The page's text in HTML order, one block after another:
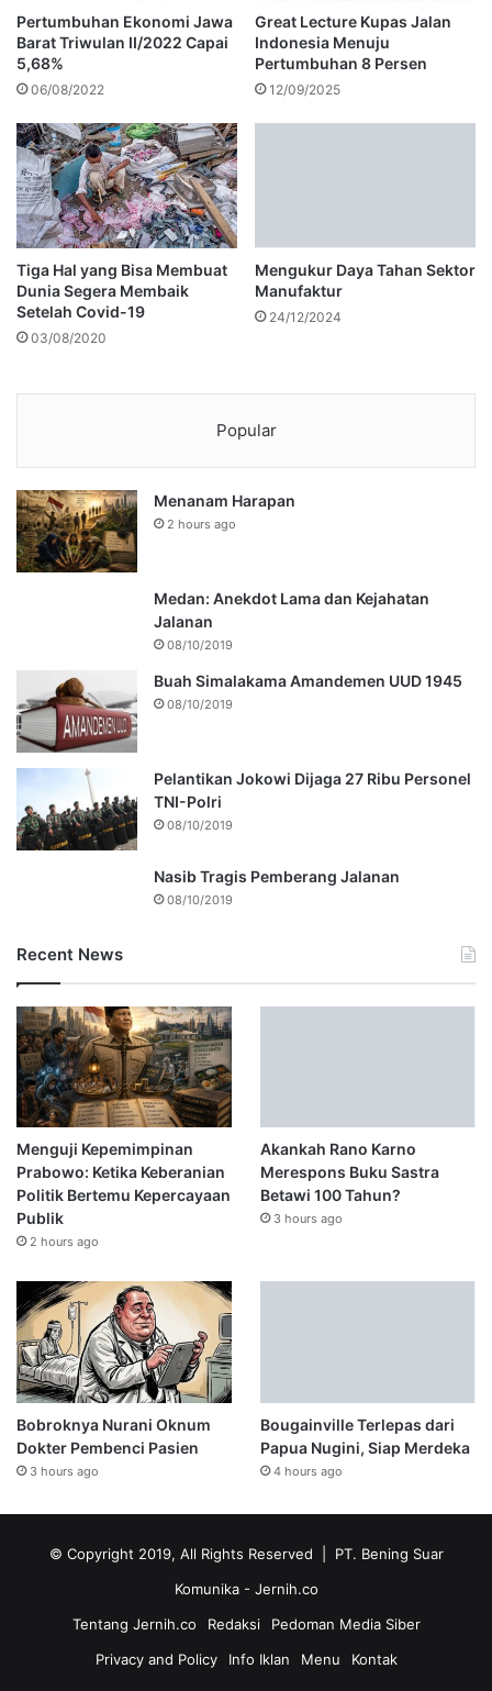
Pertumbuhan Ekonomi Jawa
Barat Triwulan II/2022 Capai
5,68%
06/08/2022
Great Lecture Kupas Jalan
Indonesia Menuju
Pertumbuhan 8 Persen
12/09/2025
Tiga Hal yang Bisa Membuat
Dunia Segera Membaik
Setelah Covid-19
03/08/2020
Mengukur Daya Tahan Sektor
Manufaktur
24/12/2024
Popular
Menanam Harapan
2 hours ago
Medan: Anekdot Lama dan Kejahatan
Jalanan
08/10/2019
Buah Simalakama Amandemen UUD 1945
08/10/2019
Pelantikan Jokowi Dijaga 27 Ribu Personel
TNI-Polri
08/10/2019
Nasib Tragis Pemberang Jalanan
08/10/2019
Recent News
Menguji Kepemimpinan
Prabowo: Ketika Keberanian
Politik Bertemu Kepercayaan
Publik
2 hours ago
Akankah Rano Karno
Merespons Buku Sastra
Betawi 100 Tahun?
3 hours ago
Bobroknya Nurani Oknum
Dokter Pembenci Pasien
3 hours ago
Bougainville Terlepas dari
Papua Nugini, Siap Merdeka
4 hours ago
© Copyright 2019, All Rights Reserved | PT. Bening Suar
Komunika - Jernih.co
Tentang Jernih.co
Redaksi
Pedoman Media Siber
Privacy and Policy
Info Iklan Menu Kontak